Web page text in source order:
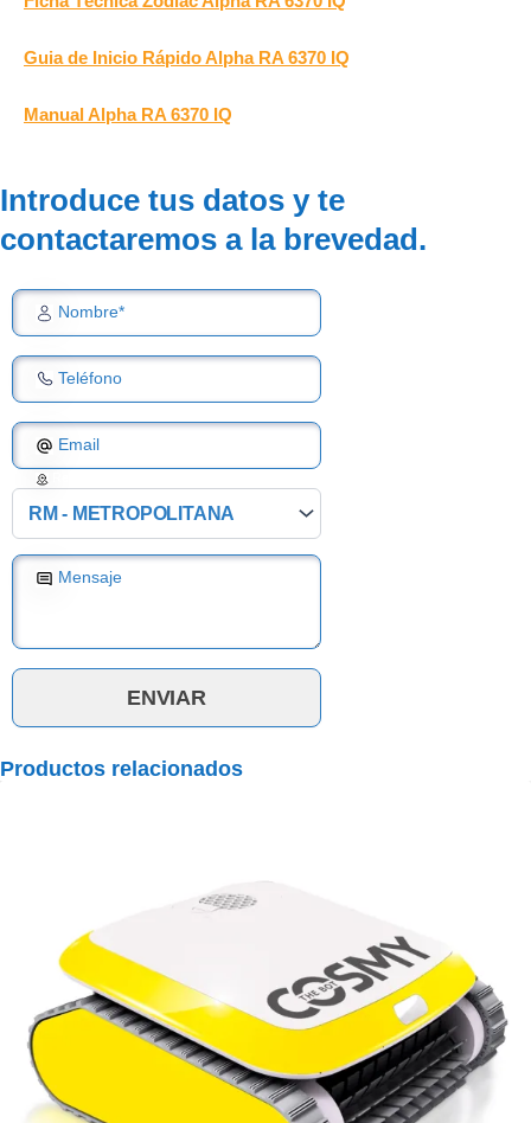
Guia de Inicio Rápido Alpha RA 6370 IQ
Manual Alpha RA 6370 IQ
Introduce tus datos y te
contactaremos a la brevedad.
Nombre*
Teléfono
Email
Mensaje
Productos relacionados